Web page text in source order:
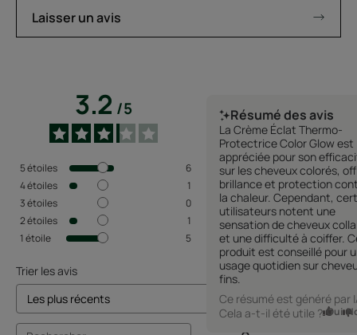
Laisser un avis
3.2/5
5étoiles
6
4étoiles
1
3étoiles
0
2étoiles
1
1étoile 5
Trier les avis
Résumé des avis
La Crème Éclat Thermo-
Protectrice Color Glow est
appréciée pour son
sur les cheveux colorés,
brillance et protection
la chaleur. Cependant,
utilisateurs notent une
sensation de cheveux
et une difficulté à coiffer.
produit est conseillé pour
usage quotidien sur
fins.
Ce résumé est généré par
Cela a-t-il été utile ? Oui